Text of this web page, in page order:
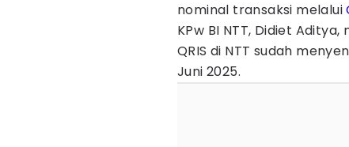
nominal transaksi melalui
KPw BI NTT, Didiet
QRIS di NTT sudah
Juni 2025.